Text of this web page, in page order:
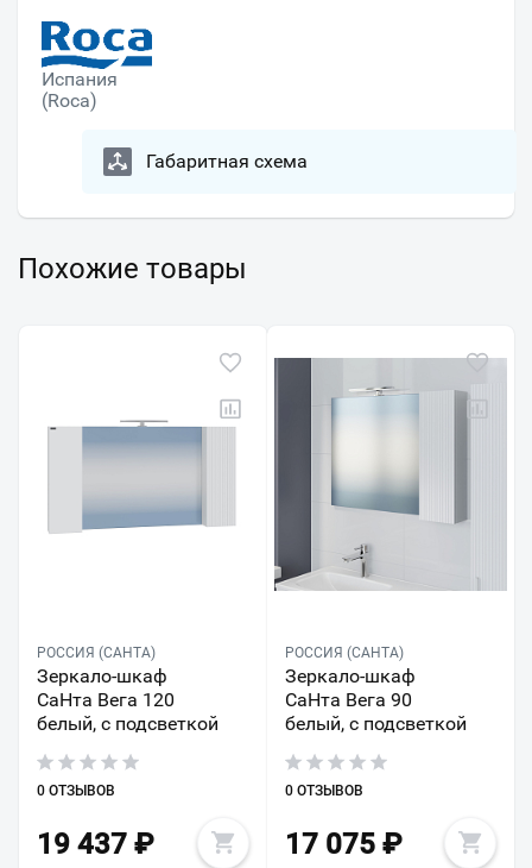
Испания
(Roca)
Габаритная схема
Похожие товары
РОССИЯ (САНТА)
Зеркало-шкаф
СаНта Вега 120
белый, с подсветкой
0 ОТЗЫВОВ
19 437 ₽
РОССИЯ (САНТА)
Зеркало-шкаф
СаНта Вега 90
белый, с подсветкой
0 ОТЗЫВОВ
17 075₽